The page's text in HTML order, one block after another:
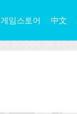
게임스토어 中文